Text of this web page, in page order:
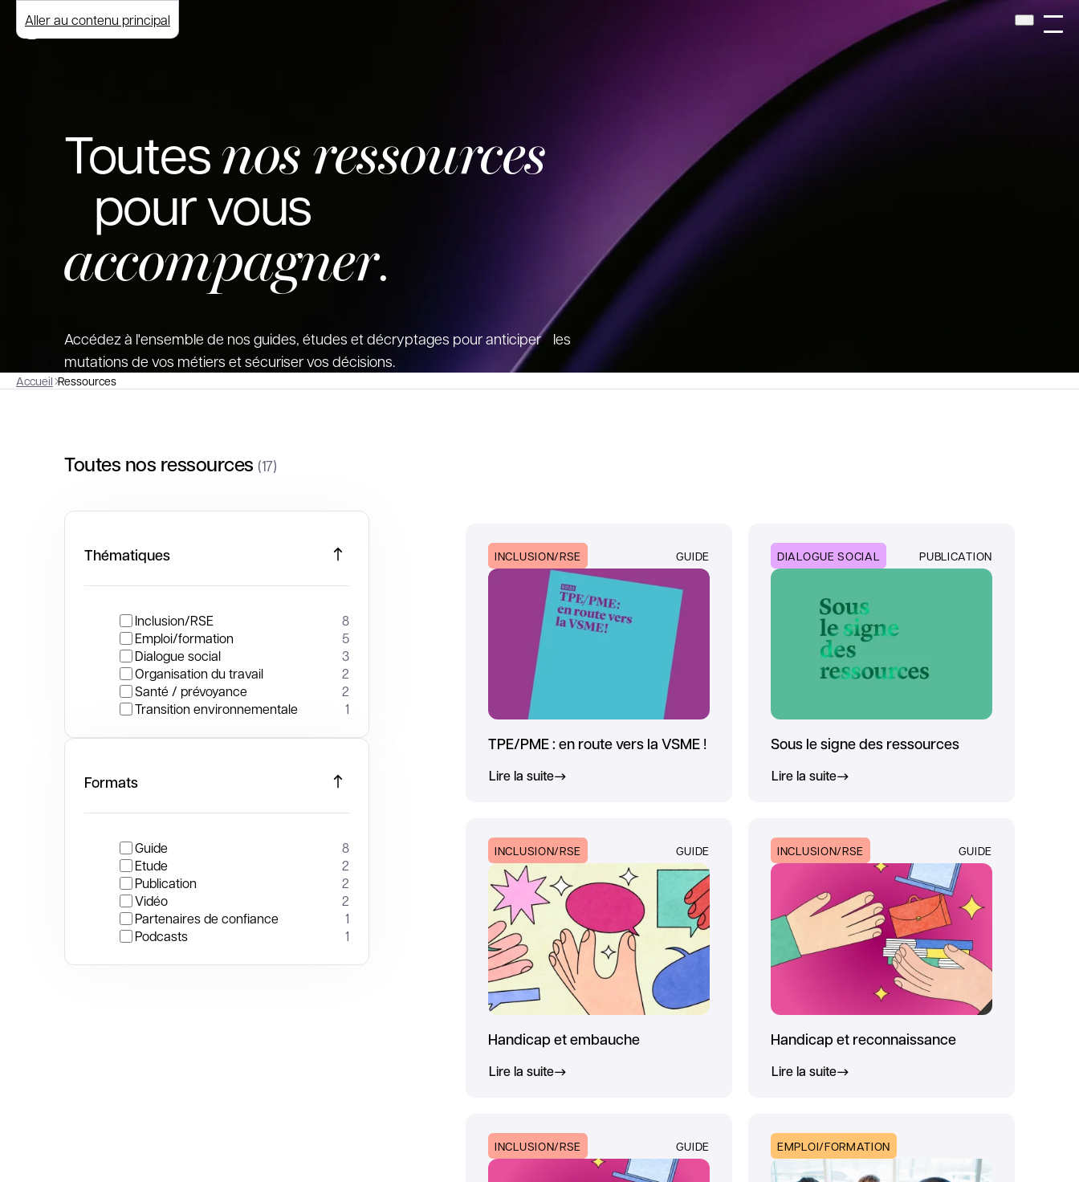
Aller au contenu principal
Toutesnos ressources
pour vous
accompagner.
Accédez à l'ensemble de nos guides, études et décryptages pour anticiper les
mutations de vos métiers et sécuriser vos décisions.
Accueil Ressources
Toutes nos ressources(17)
Thématiques
Inclusion/RSE
8
Emploi/formation
5
Dialogue social
3
Organisation du travail
2
Santé / prévoyance
2
Transition environnementale
1
Formats
Guide
8
Etude
2
Publication
2
Vidéo
2
Partenaires de confiance
1
Podcasts
1
INCLUSION/RSE GUIDE
TPE/PME : en route vers la VSME !
Lire la suite
DIALOGUE SOCIAL PUBLICATION
Sous le signe des ressources
Lire la suite
INCLUSION/RSE GUIDE
Handicap et embauche
Lire la suite
INCLUSION/RSE GUIDE
Handicap et reconnaissance
Lire la suite
INCLUSION/RSE GUIDE EMPLOI/FORMATION